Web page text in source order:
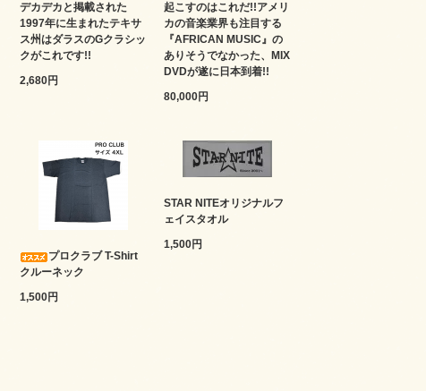
デカデカと掲載された
1997年に生まれたテキサ
ス州はダラスのGクラシッ
クがこれです!!
2,680円
起こすのはこれだ!!アメリ
カの音楽業界も注目する
『AFRICAN MUSIC』の
ありそうでなかった、MIX
DVDが遂に日本到着!!
80,000円
プロクラブ T-Shirt
クルーネック
1,500円
STAR NITEオリジナルフ
ェイスタオル
1,500円